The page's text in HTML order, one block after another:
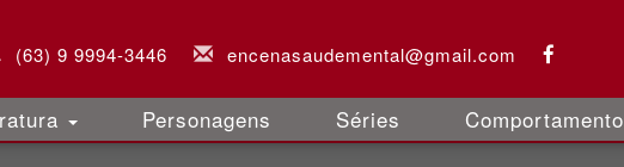
(63) 9 9994-3446 encenasaudemental@gmail.com
Personagens Séries Comportamento